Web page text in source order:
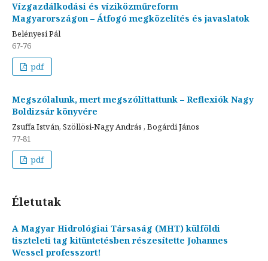
Vízgazdálkodási és víziközműreform
Magyarországon – Átfogó megközelítés és javaslatok
Belényesi Pál
67-76
pdf
Megszólalunk, mert megszólíttattunk – Reflexiók Nagy
Boldizsár könyvére
Zsuffa István, Szöllösi-Nagy András , Bogárdi János
77-81
pdf
Életutak
A Magyar Hidrológiai Társaság (MHT) külföldi
tiszteleti tag kitüntetésben részesítette Johannes
Wessel professzort!